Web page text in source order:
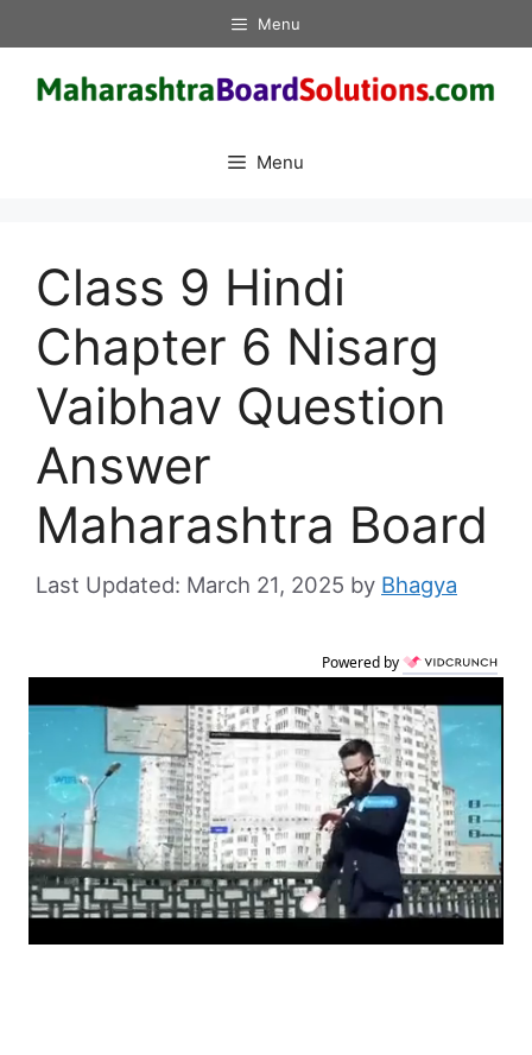
to
content
Menu
Menu
Class 9 Hindi
Chapter 6 Nisarg
Vaibhav Question
Answer
Maharashtra Board
March 21, 2025 by Bhagya
Powered by